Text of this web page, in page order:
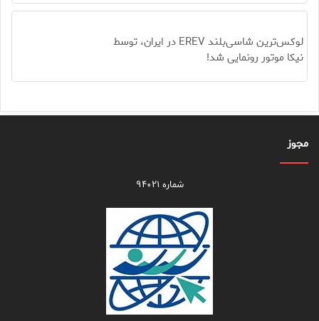
لوکس‌ترین شاسی‌بلند EREV در ایران، توسط
نیکا موتور رونمایی شد!
مجوز
شماره ۹۴۰۲۱